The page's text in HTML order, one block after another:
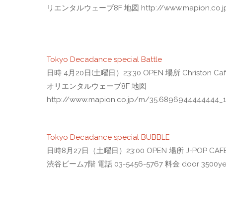
リエンタルウェーブ8F 地図 http://
Tokyo Decadance special Battle
日時 4月20日(土曜日）23:30 OPEN 場所 Christon
オリエンタルウェーブ8F 地図
http://www.mapion.co.jp/m/
Tokyo Decadance special BUBBLE
日時8月27日（土曜日）23:00 OPEN 場所 J-POP
渋谷ビーム7階 電話 03-5456-5767 料金 door